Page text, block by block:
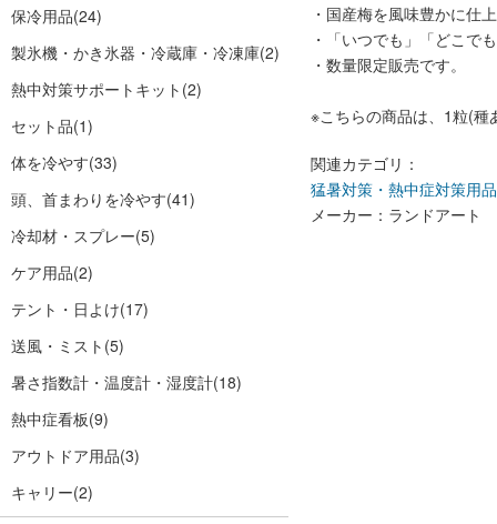
保冷用品(24)
製氷機・かき氷器・冷蔵庫・冷凍庫(2)
熱中対策サポートキット (2)
セット品(1)
体を冷やす(33)
頭、首まわりを冷やす(41)
冷却材・スプレー(5)
ケア用品(2)
テント・日よけ(17)
送風・ミスト (5)
暑さ指数計・温度計・湿度計(18)
熱中症看板(9)
アウトドア用品(3)
キャリー(2)
・国産梅を風味豊かに仕
・「いつでも」「どこで
・数量限定販売です。
※こちらの商品は、1粒(種
関連カテゴリ：
猛暑対策・熱中症対策用品
メーカー：ランドアート